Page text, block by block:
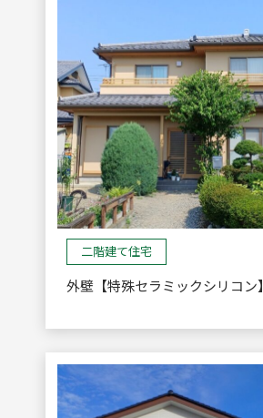
二階建て住宅
外壁【特殊セラミックシリコン】